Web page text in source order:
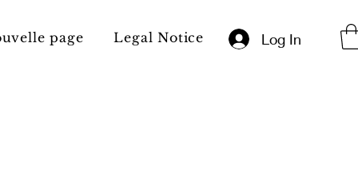
page Legal Notice Résultats de
Log In